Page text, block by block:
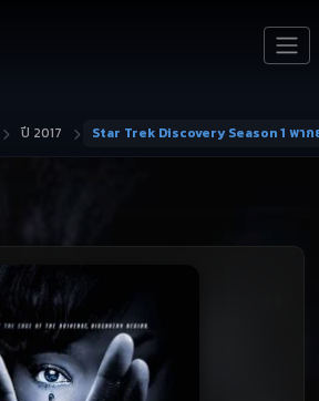
ปี 2017 Star Trek Discovery Season 1 พาก